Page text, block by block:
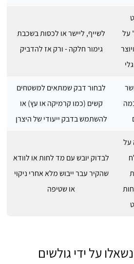
על
לשייף, ליישר או לכסות בשכבת
גימור חלקה - ורק אז להדביק
לבחור דבק שמתאים למשטחים
קשים (כמו קרמיקה או עץ) או
להשתמש בדבק ייעודי של היצרן
על
לבדוק יובש עם מד לחות או לוודא
שהקיר עבר ייבוש מלא אחרי ניקוי
או שטיפה
על ידי גולשים